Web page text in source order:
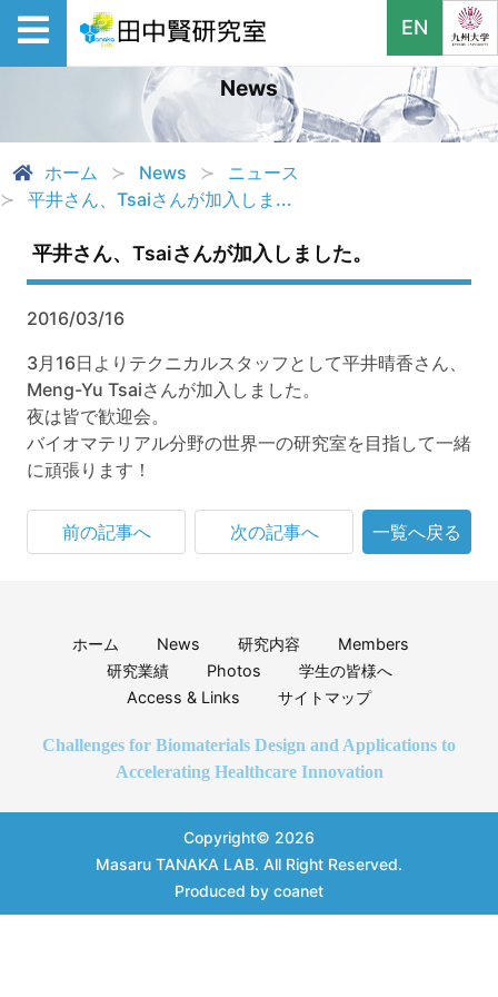
EN
News
ホーム News
ニュース
平井さん、Tsaiさんが加入しま...
平井さん、Tsaiさんが加入しました。
2016/03/16
3月16日よりテクニカルスタッフとして平井晴香さん、
Meng-Yu Tsaiさんが加入しました。
夜は皆で歓迎会。
バイオマテリアル分野の世界一の研究室を目指して一緒
に頑張ります！
前の記事へ 次の記事へ 一覧へ戻る
ホーム News 研究内容
Members
研究業績
Photos
学生の皆様へ
Access & Links
サイトマップ
Challenges for Biomaterials Design and Applications to
Accelerating Healthcare Innovation
Copyright© 2026
Masaru TANAKA LAB. All Right Reserved.
Produced by coanet